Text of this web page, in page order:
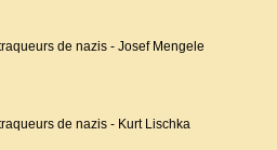
de nazis - Josef Mengele
de nazis - Kurt Lischka